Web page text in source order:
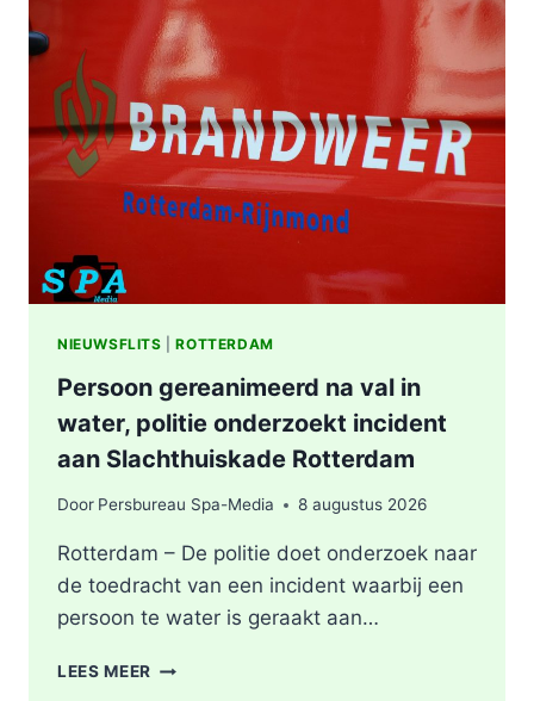
DRUGSLAB
IN
WONING
OOSTPLEIN
IN
ROTTERDAM
NIEUWSFLITS |ROTTERDAM
Persoon gereanimeerd na val in
water, politie onderzoekt incident
aan Slachthuiskade Rotterdam
Door Persbureau Spa-Media 8 augustus 2026
Rotterdam – De politie doet onderzoek naar
de toedracht van een incident waarbij een
persoon te water is geraakt aan…
LEES MEER PERSOON